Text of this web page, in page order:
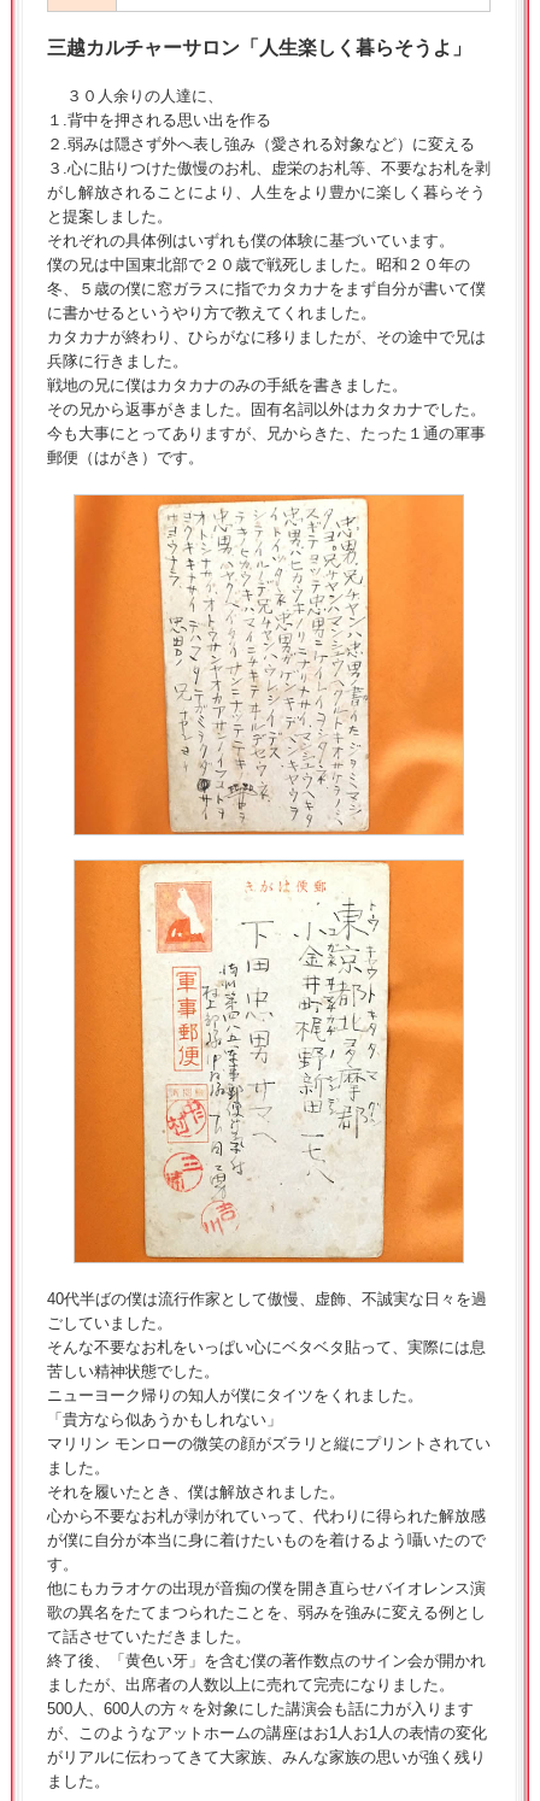
三越カルチャーサロン「人生楽しく暮らそうよ」
３０人余りの人達に、
１.背中を押される思い出を作る
２.弱みは隠さず外へ表し強み（愛される対象など）に変える
３.心に貼りつけた傲慢のお札、虚栄のお札等、不要なお札を剥
がし解放されることにより、人生をより豊かに楽しく暮らそう
と提案しました。
それぞれの具体例はいずれも僕の体験に基づいています。
僕の兄は中国東北部で２０歳で戦死しました。昭和２０年の
冬、５歳の僕に窓ガラスに指でカタカナをまず自分が書いて僕
に書かせるというやり方で教えてくれました。
カタカナが終わり、ひらがなに移りましたが、その途中で兄は
兵隊に行きました。
戦地の兄に僕はカタカナのみの手紙を書きました。
その兄から返事がきました。固有名詞以外はカタカナでした。
今も大事にとってありますが、兄からきた、たった１通の軍事
郵便（はがき）です。
40代半ばの僕は流行作家として傲慢、虚飾、不誠実な日々を過
ごしていました。
そんな不要なお札をいっぱい心にベタベタ貼って、実際には息
苦しい精神状態でした。
ニューヨーク帰りの知人が僕にタイツをくれました。
「貴方なら似あうかもしれない」
マリリン モンローの微笑の顔がズラリと縦にプリントされてい
ました。
それを履いたとき、僕は解放されました。
心から不要なお札が剥がれていって、代わりに得られた解放感
が僕に自分が本当に身に着けたいものを着けるよう囁いたので
す。
他にもカラオケの出現が音痴の僕を開き直らせバイオレンス演
歌の異名をたてまつられたことを、弱みを強みに変える例とし
て話させていただきました。
終了後、「黄色い牙」を含む僕の著作数点のサイン会が開かれ
ましたが、出席者の人数以上に売れて完売になりました。
500人、600人の方々を対象にした講演会も話に力が入ります
が、このようなアットホームの講座はお1人お1人の表情の変化
がリアルに伝わってきて大家族、みんな家族の思いが強く残り
ました。